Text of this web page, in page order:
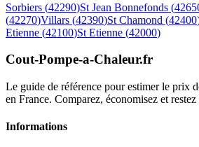
Sorbiers (42290)St Jean Bonnefonds (
(42270)Villars (42390)St Chamond (42400
Etienne (42100)St Etienne (42000)
Cout-Pompe-a-Chaleur.fr
Le guide de référence pour estimer le prix
en France. Comparez, économisez et
Informations